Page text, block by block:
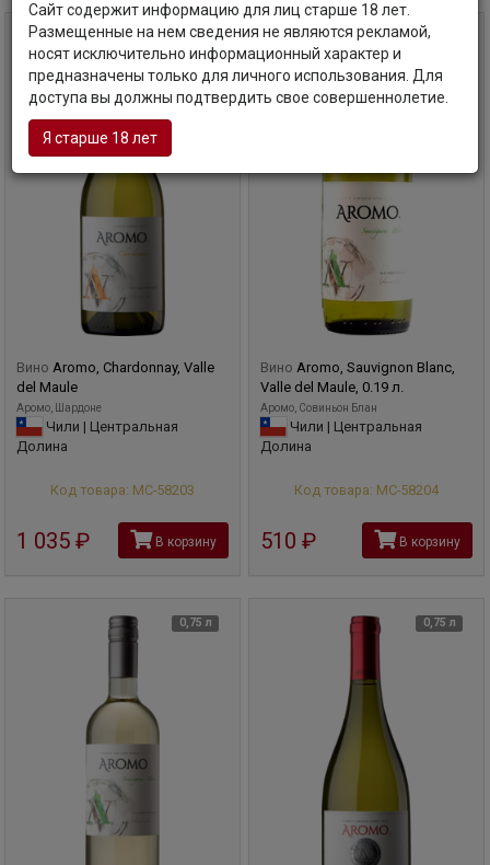
0,75 л
Вино Aromo, Chardonnay, Valle
del Maule
Аромо, Шардоне
Чили | Центральная
Долина
Код товара: МС-58203
1 035 руб В корзину
0,188 л
Вино Aromo, Sauvignon Blanc,
Valle del Maule, 0.19 л.
Аромо, Совиньон Блан
Чили | Центральная
Долина
Код товара: МС-58204
510 В корзину
0,75 л 0,75 л
Сайт содержит информацию для лиц старше 18 лет.
Размещенные на нем сведения не являются рекламой,
носят исключительно информационный характер и
предназначены только для личного использования. Для
доступа вы должны подтвердить свое совершеннолетие.
Я старше 18 лет